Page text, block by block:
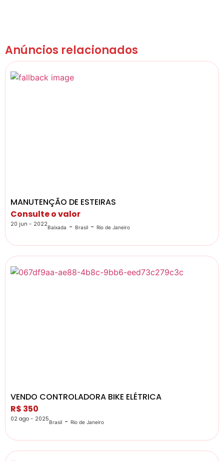
Anúncios relacionados
MANUTENÇÃO DE ESTEIRAS
Consulte o valor
20 jun - 2022Baixada - Brasil - Rio de Janeiro
VENDO CONTROLADORA BIKE ELÉTRICA
R$ 350
02 ago - 2025Brasil - Rio de Janeiro